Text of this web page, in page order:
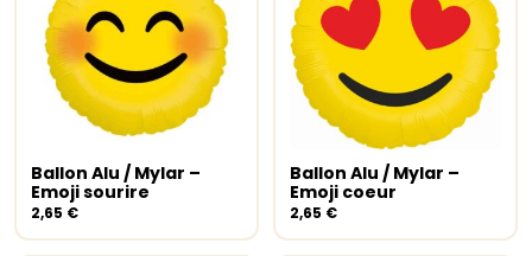
Ajouter au panier
Ballon Alu / Mylar –
Emoji sourire
2,65 €
Ajouter au panier
Ballon Alu / Mylar –
Emoji coeur
2,65 €